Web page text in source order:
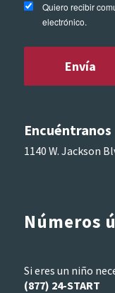
Quiero recibir
electrónico.
Encuéntranos
1140 W. Jackson
Números
Si eres un niño
(877) 24-START